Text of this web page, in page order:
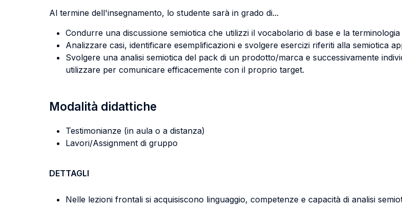
Al termine dell'insegnamento, lo studente sarà in grado di...
Condurre una discussione semiotica che utilizzi il vocabolario di base e la
Analizzare casi, identificare esemplificazioni e svolgere esercizi riferiti alla semiotica
Svolgere una analisi semiotica del pack di un prodotto/marca e successivamente
utilizzare per comunicare efficacemente con il proprio target.
Modalità didattiche
Testimonianze (in aula o a distanza)
Lavori/Assignment di gruppo
DETTAGLI
Nelle lezioni frontali si acquisiscono linguaggio, competenze e capacità di analisi